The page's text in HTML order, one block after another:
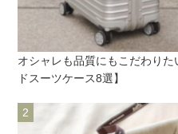
オシャレも品質にもこだわり
ドスーツケース8選】